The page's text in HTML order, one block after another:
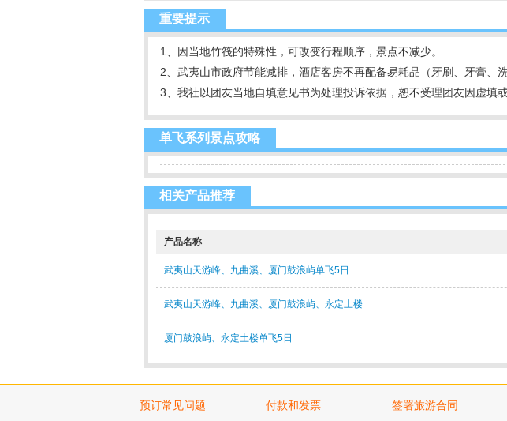
重要提示
1、因当地竹筏的特殊性，可改变行程顺序，景点不减少。
2、武夷山市政府节能减排，酒店客房不再配备易耗品（牙刷、牙膏
3、我社以团友当地自填意见书为处理投诉依据，恕不受理团友因虚填
单飞系列景点攻略
相关产品推荐
产品名称
武夷山天游峰、九曲溪、厦门鼓浪屿单飞5日
武夷山天游峰、九曲溪、厦门鼓浪屿、永定土楼
厦门鼓浪屿、永定土楼单飞5日
预订常见问题 付款和发票 签署旅游合同